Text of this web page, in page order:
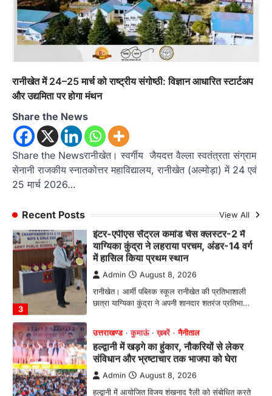
रानीखेत में 24–25 मार्च को राष्ट्रीय संगोष्ठी: विज्ञान आधारित स्टार्टअप
और उद्यमिता पर होगा मंथन
Share the News
Share the Newsरानीखेत। स्वर्गीय जैयदत्त वैल्ला स्वतंत्रता संग्राम
सेनानी राजकीय स्नातकोत्तर महाविद्यालय, रानीखेत (अल्मोड़ा) में 24 एवं
25 मार्च 2026…
Recent Posts View All
1
Admin August 9, 2026
रानीबाग की ऐतिहासिक धरोहर को अतिक्रमण मुक्त कराने
की मांग, सिटी मजिस्ट्रेट के माध्यम से…
2
तुला सिंह तड़ियाल की पुस्तक ‘संघर्षों भरा
सफर’ का भव्य विमोचन, जन आंदोलनों के
उत्तराखंड के सामाजिक और राज्य आंदोलन के संघर्षों को
दस्तावेज के रूप में प्रस्तुत करती…
3
में हासिल किया प्रथम स्थान
Admin August 8, 2026
रानीखेत। आर्मी पब्लिक स्कूल रानीखेत की प्रतिभाशाली
छात्रा याग्यिका कुंद्रा ने अपनी शानदार शतरंज प्रतिभा…
4
उत्तराखण्ड कुमाऊं ख़बरें नैनीताल
हल्द्वानी में खड़गे का हुंकार, नौकरियों से लेकर
Admin August 8, 2026
हल्द्वानी में आयोजित विजय शंखनाद रैली को संबोधित करते
हुए कांग्रेस के राष्ट्रीय अध्यक्ष मल्लिकार्जुन…
ख़बर